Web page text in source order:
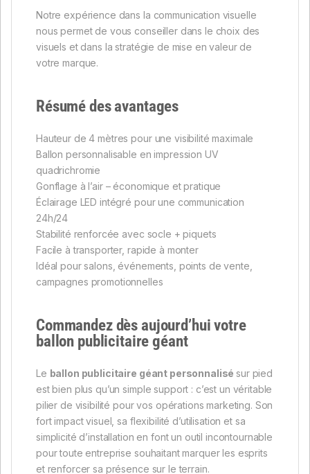
Notre expérience dans la communication visuelle
nous permet de vous conseiller dans le choix des
visuels et dans la stratégie de mise en valeur de
votre marque.
Résumé des avantages
Hauteur de 4 mètres pour une visibilité maximale
Ballon personnalisable en impression UV
quadrichromie
Gonflage à l’air – économique et pratique
Éclairage LED intégré pour une communication
24h/24
Stabilité renforcée avec socle + piquets
Facile à transporter, rapide à monter
Idéal pour salons, événements, points de vente,
campagnes promotionnelles
Commandez dès aujourd’hui votre
ballon publicitaire géant
Le ballon publicitaire géant personnalisésur pied
est bien plus qu’un simple support : c’est un véritable
pilier de visibilité pour vos opérations marketing. Son
fort impact visuel, sa flexibilité d’utilisation et sa
simplicité d’installation en font un outil incontournable
pour toute entreprise souhaitant marquer les esprits
et renforcer sa présence sur le terrain.